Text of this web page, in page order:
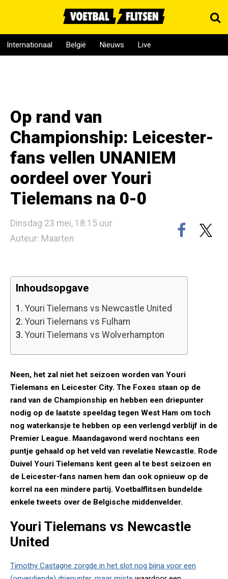
Internationaal België Nieuws Live
Op rand van
Championship: Leicester-
fans vellen UNANIEM
oordeel over Youri
Tielemans na 0-0
Dinsdag 23 mei, 18:15 uur
Auteur: Maarten
Inhoudsopgave
1. Youri Tielemans vs Newcastle United
2. Youri Tielemans vs Fulham
3. Youri Tielemans vs Wolverhampton
Neen, het zal niet het seizoen worden van Youri
Tielemans en Leicester City. The Foxes staan op de
rand van de Championship en hebben een driepunter
nodig op de laatste speeldag tegen West Ham om toch
nog waterkansje te hebben op een verlengd verblijf in de
Premier League. Maandagavond werd nochtans een
puntje gehaald op het veld van revelatie Newcastle. Rode
Duivel Youri Tielemans kent geen al te best seizoen en
de Leicester-fans namen hem dan ook opnieuw op de
korrel na een mindere partij. Voetbalflitsen bundelde
enkele tweets over de Belgische middenvelder.
Youri Tielemans vs Newcastle
United
Timothy Castagne zorgde in het slot nog bijna voor een